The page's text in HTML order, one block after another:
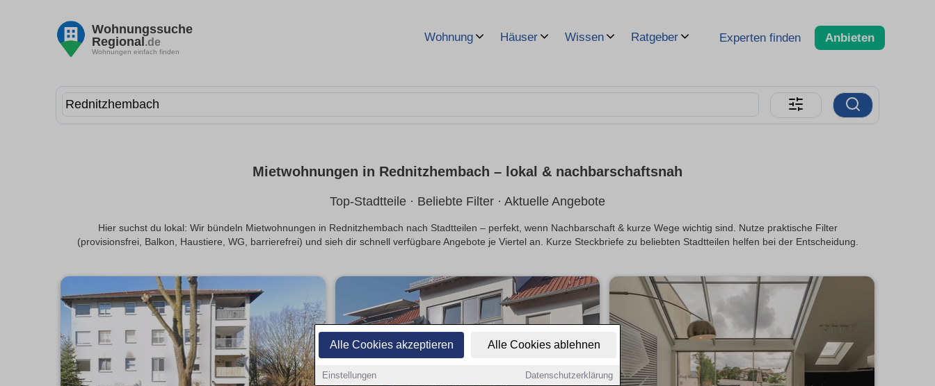
Alle Cookies akzeptieren Alle Cookies ablehnen
Einstellungen Datenschutzerklärung
Wohnungssuche
Regional.de
Wohnungen einfach finden
Wohnung Häuser Wissen Ratgeber Experten finden Anbieten
Mietwohnungen in Rednitzhembach – lokal & nachbarschaftsnah
Top-Stadtteile · Beliebte Filter · Aktuelle Angebote
Hier suchst du lokal: Wir bündeln Mietwohnungen in Rednitzhembach nach Stadtteilen – perfekt, wenn Nachbarschaft & kurze Wege wichtig sind. Nutze praktische Filter
(provisionsfrei, Balkon, Haustiere, WG, barrierefrei) und sieh dir schnell verfügbare Angebote je Viertel an. Kurze Steckbriefe zu beliebten Stadtteilen helfen bei der Entscheidung.